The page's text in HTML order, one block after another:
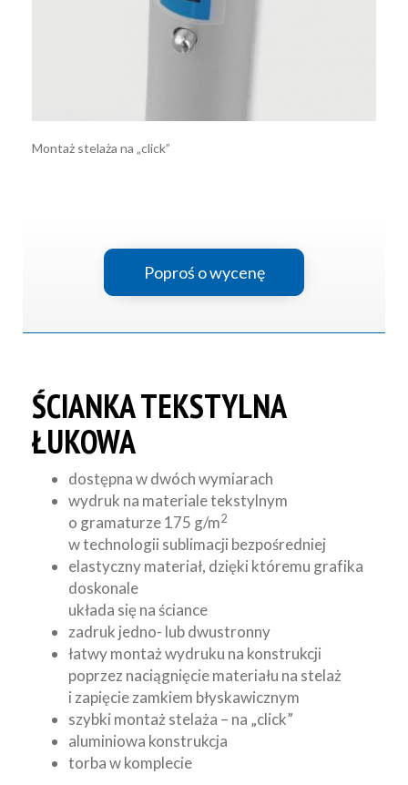
Montaż stelaża na „click”
Poproś o wycenę
ŚCIANKA TEKSTYLNA
ŁUKOWA
dostępna w dwóch wymiarach
wydruk na materiale tekstylnym
o gramaturze 175 g/m2
w technologii sublimacji bezpośredniej
elastyczny materiał, dzięki któremu grafika
doskonale
układa się na ściance
zadruk jedno- lub dwustronny
łatwy montaż wydruku na konstrukcji
poprzez naciągnięcie materiału na stelaż
i zapięcie zamkiem błyskawicznym
szybki montaż stelaża – na „click”
aluminiowa konstrukcja
torba w komplecie